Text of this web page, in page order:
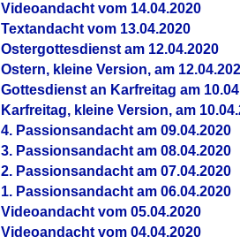
Videoandacht vom 14.04.2020
Textandacht vom 13.04.2020
Ostergottesdienst am 12.04.2020
Ostern, kleine Version, am
Gottesdienst an Karfreitag am
Karfreitag, kleine Version, am
4. Passionsandacht am 09.04.2020
3. Passionsandacht am 08.04.2020
2. Passionsandacht am 07.04.2020
1. Passionsandacht am 06.04.2020
Videoandacht vom 05.04.2020
Videoandacht vom 04.04.2020